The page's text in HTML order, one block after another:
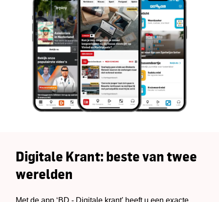
Digitale Krant: beste van twee
werelden
Met de app ‘BD - Digitale krant' heeft u een exacte